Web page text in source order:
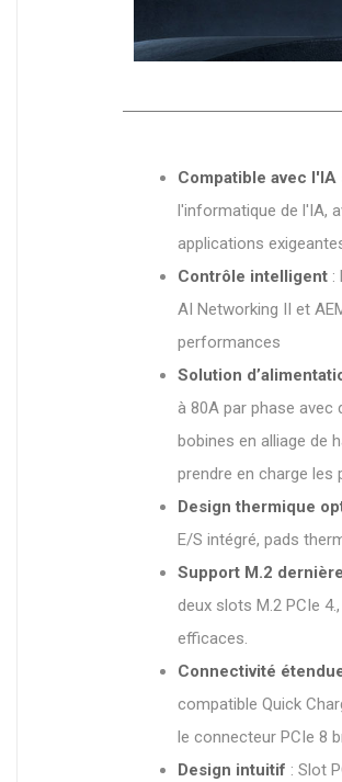
Compatible avec l'IA
l'informatique de l'IA,
applications
Contrôle intelligent :
AI Networking II et
performances
Solution
à 80A par phase avec
bobines en alliage de
prendre en charge
Design thermique
E/S intégré, pads
Support M.2
deux slots M.2 PCIe
efficaces.
Connectivité
compatible Quick
le connecteur PCIe 8
Design intuitif : Slot